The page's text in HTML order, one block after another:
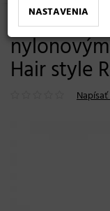
Okrúhla
Hair style
NASTAVENIA